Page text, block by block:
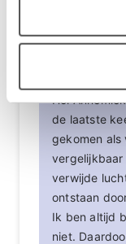
Hoi
de laatste
gekomen als
vergelijkbaar
verwijde
ontstaan
Ik ben altijd
niet.